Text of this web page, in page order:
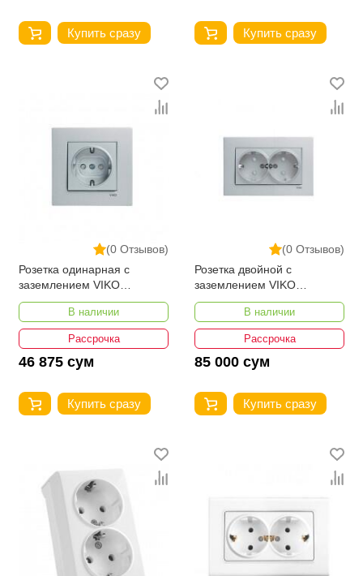
Купить сразу Купить сразу
(0 Отзывов)
Розетка одинарная с
заземлением VIKO
NOVELLA GUMUS с
защитой
В наличии
Рассрочка
46 875 сум
Купить сразу
(0 Отзывов)
Розетка двойной с
заземлением VIKO
NOVELLA GUMUS с
защитой
В наличии
Рассрочка
85 000 сум
Купить сразу